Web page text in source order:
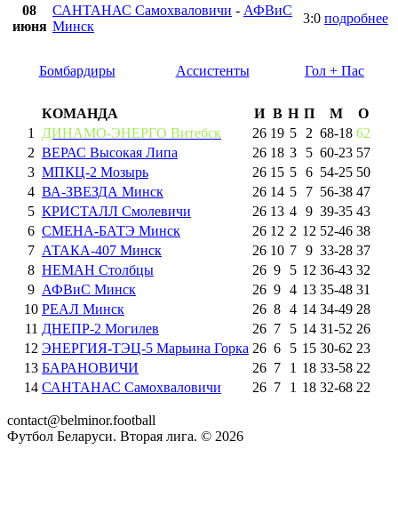
08
июня
САНТАНАС Самохваловичи - АФВиС
Минск
3:0 подробнее
Бомбардиры Ассистенты Гол + Пас
КОМАНДА И В Н П М
О
1
ДИНАМО-ЭНЕРГО Витебск 26 19 5 2 68-18 62
2 ВЕРАС Высокая Липа 26 18 3 5 60-23 57
3 МПКЦ-2 Мозырь 26 15 5 6 54-25 50
4 ВА-ЗВЕЗДА Минск 26 14 5 7 56-38 47
5 КРИСТАЛЛ Смолевичи 26 13 4 9 39-35 43
6 СМЕНА-БАТЭ Минск 26 12 2 12 52-46 38
7 АТАКА-407 Минск 26 10 7 9 33-28 37
8 НЕМАН Столбцы 26 9 5 12 36-43 32
9 АФВиС Минск 26 9 4 13 35-48 31
10 РЕАЛ Минск 26 8 4 14 34-49 28
11 ДНЕПР-2 Могилев 26 7 5 14 31-52 26
12 ЭНЕРГИЯ-ТЭЦ-5 Марьина Горка 26 6 5 15 30-62 23
13 БАРАНОВИЧИ 26 7 1 18 33-58 22
14 САНТАНАС Самохваловичи 26 7 1 18 32-68 22
contact@belminor.football
Футбол Беларуси. Вторая лига. © 2026